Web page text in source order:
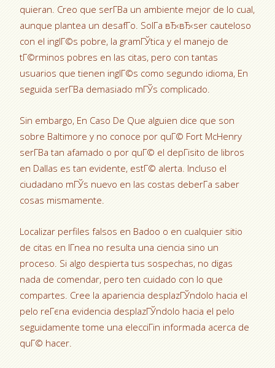
quieran. Creo que serГ­В­a un ambiente mejor de lo cual,
aunque plantea un desafГ­o. SolГ­a вЂ‹вЂ‹ser cauteloso
con el inglГ©s pobre, la gramГЎtica y el manejo de
tГ©rminos pobres en las citas, pero con tantas
usuarios que tienen inglГ©s como segundo idioma, En
seguida serГ­В­a demasiado mГЎs complicado.
Sin embargo, En Caso De Que alguien dice que son
sobre Baltimore y no conoce por quГ© Fort McHenry
serГ­В­a tan afamado o por quГ© el depГіsito de libros
en Dallas es tan evidente, estГ© alerta. Incluso el
ciudadano mГЎs nuevo en las costas deberГ­a saber
cosas mismamente.
Localizar perfiles falsos en Badoo o en cualquier sitio
de citas en lГ­nea no resulta una ciencia sino un
proceso. Si algo despierta tus sospechas, no digas
nada de comendar, pero ten cuidado con lo que
compartes. Cree la apariencia desplazГЎndolo hacia el
pelo reГєna evidencia desplazГЎndolo hacia el pelo
seguidamente tome una elecciГіn informada acerca de
quГ© hacer.